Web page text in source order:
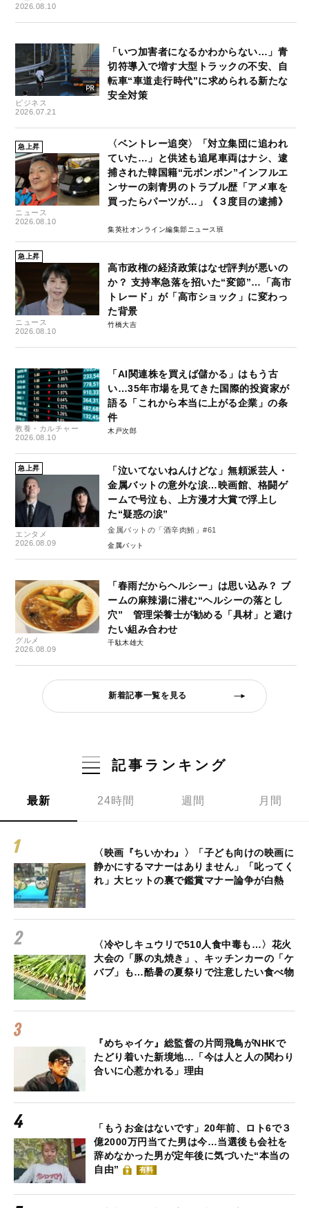
2026.08.10
ビジネス
2026.07.21
「いつ加害者になるかわからない…」青
切符導入で増す大型トラックの不安、自
転車“車道走行時代”に求められる新たな
安全対策
急上昇
ニュース
2026.08.10
〈ベントレー追突〉「対立集団に追われ
ていた…」と供述も追尾車両はナシ、逮
捕された韓国籍“元ボンボン”インフルエ
ンサーの刺青男のトラブル歴「アメ車を
買ったらパーツが…」《３度目の逮捕》
集英社オンライン編集部ニュース班
急上昇
ニュース
2026.08.10
高市政権の経済政策はなぜ評判が悪いの
か？ 支持率急落を招いた“変節”…「高市
トレード」が「高市ショック」に変わっ
た背景
竹橋大吉
教養・カルチャー
2026.08.10
「AI関連株を買えば儲かる」はもう古
い…35年市場を見てきた国際的投資家が
語る「これから本当に上がる企業」の条
件
木戸次郎
急上昇
エンタメ
2026.08.09
「泣いてないねんけどな」無頼派芸人・
金属バットの意外な涙…映画館、格闘ゲ
ームで号泣も、上方漫才大賞で浮上し
た“疑惑の涙”
金属バットの「酒辛肉鮪」#61
金属バット
グルメ
2026.08.09
「春雨だからヘルシー」は思い込み？ ブ
ームの麻辣湯に潜む“ヘルシーの落とし
穴” 管理栄養士が勧める「具材」と避け
たい組み合わせ
千駄木雄大
新着記事一覧を見る
記事ランキング
最新 24時間 週間 月間
〈映画『ちいかわ』〉「子ども向けの映画に
静かにするマナーはありません」「叱ってく
れ」大ヒットの裏で鑑賞マナー論争が白熱
〈冷やしキュウリで510人食中毒も…〉花火
大会の「豚の丸焼き」、キッチンカーの「ケ
バブ」も…酷暑の夏祭りで注意したい食べ物
『めちゃイケ』総監督の片岡飛鳥がNHKで
たどり着いた新境地…「今は人と人の関わり
合いに心惹かれる」理由
「もうお金はないです」20年前、ロト6で３
億2000万円当てた男は今…当選後も会社を
辞めなかった男が定年後に気づいた“本当の
自由”
有料